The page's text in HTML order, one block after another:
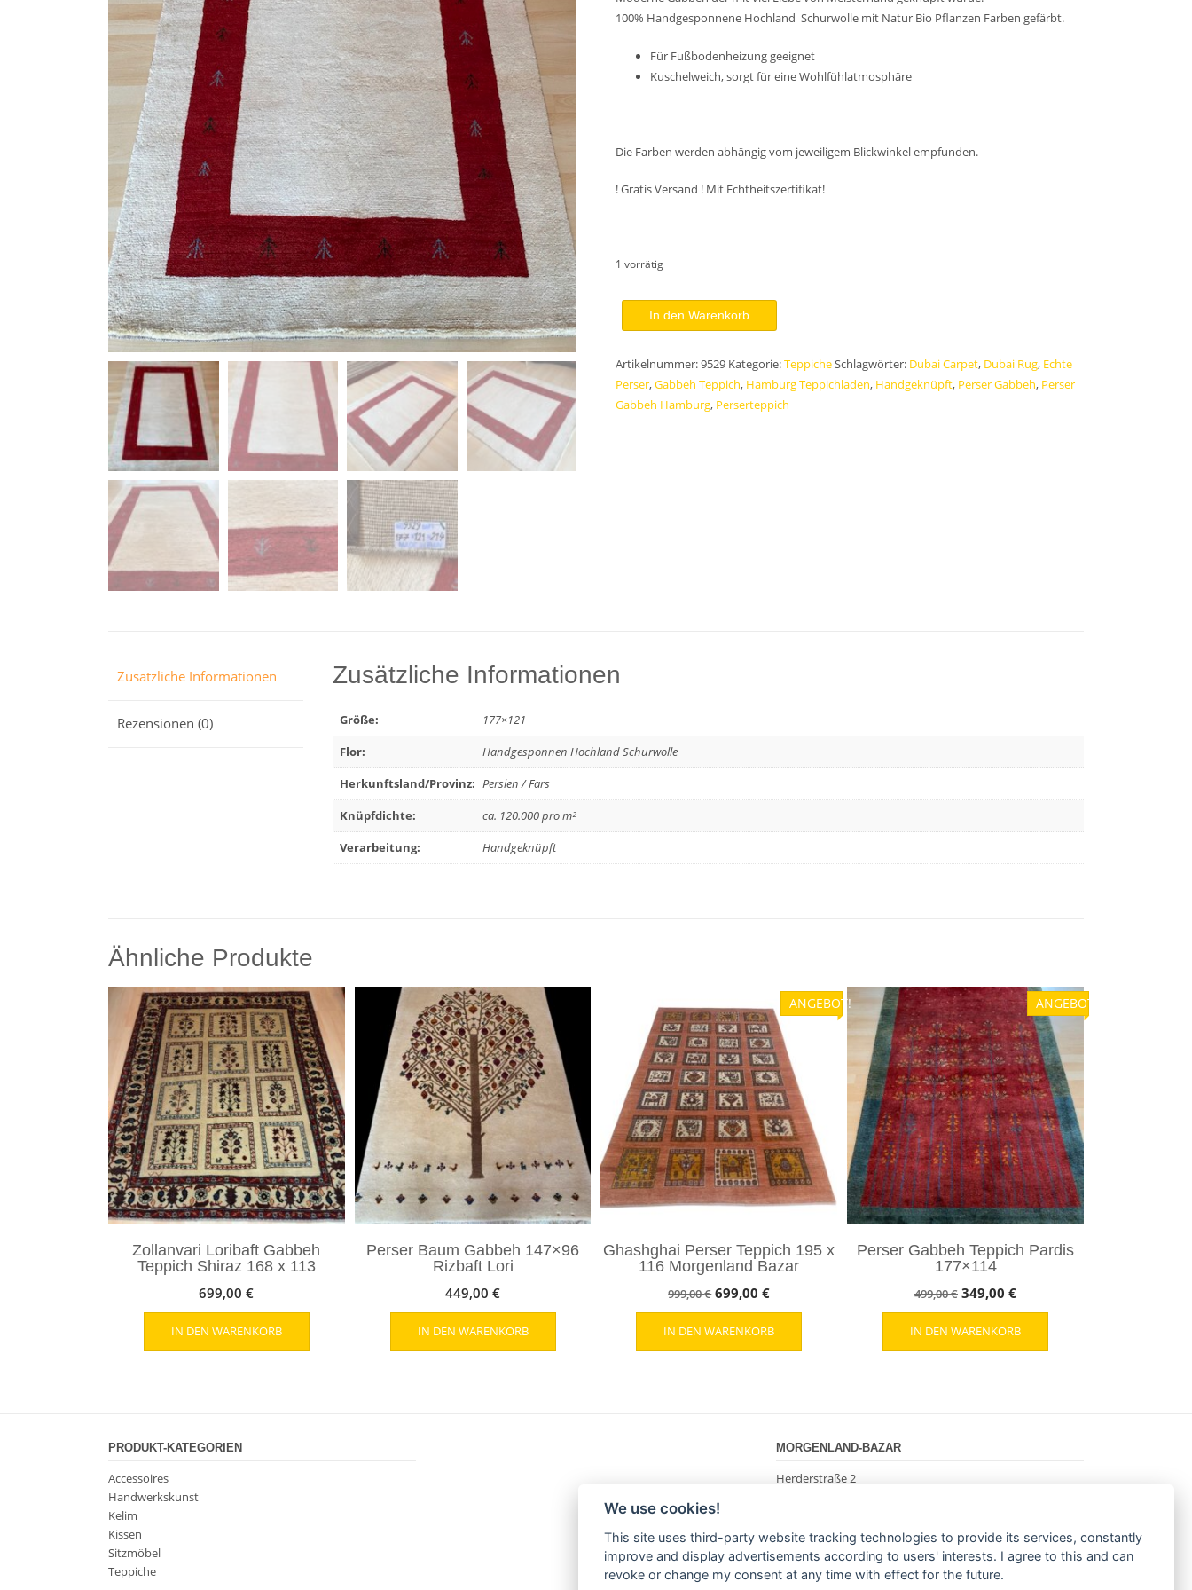
549,00 €379,00 €.
100% Handgesponnene Hochland Schurwolle mit Natur Bio Pflanzen Farben gefärbt.
Für Fußbodenheizung geeignet
Kuschelweich, sorgt für eine Wohlfühlatmosphäre
Die Farben werden abhängig vom jeweiligem Blickwinkel empfunden.
! Gratis Versand ! Mit Echtheitszertifikat!
1 vorrätig
Gabbeh
Royal
177x121
Menge
In den Warenkorb
Artikelnummer:9529 Kategorie:TeppicheSchlagwörter: Dubai Carpet, Dubai Rug, Echte
Perser,Gabbeh Teppich, Hamburg Teppichladen, Handgeknüpft, Perser Gabbeh, Perser
Gabbeh Hamburg, Perserteppich
Zusätzliche Informationen
Rezensionen (0)
Zusätzliche Informationen
Größe:
177×121
Flor:
Handgesponnen Hochland Schurwolle
Herkunftsland/Provinz: Persien / Fars
Knüpfdichte:
ca. 120.000 pro m²
Verarbeitung:
Handgeknüpft
Ähnliche Produkte
Zollanvari Loribaft Gabbeh
Teppich Shiraz 168 x 113
699,00€
IN DEN WARENKORB
Perser Baum Gabbeh 147×96
Rizbaft Lori
449,00€
IN DEN WARENKORB
ANGEBOT!
Ghashghai Perser Teppich 195 x
116 Morgenland Bazar
999,00€ Ursprünglicher
Preis
war:
699,00€Aktueller
Preis
ist:
IN DEN WARENKORB
ANGEBOT!
Perser Gabbeh Teppich Pardis
177×114
499,00€ Ursprünglicher
Preis
war:
349,00€Aktueller
Preis
ist:
IN DEN WARENKORB
PRODUKT-KATEGORIEN
Accessoires
Handwerkskunst
Kelim
Kissen
Sitzmöbel
Teppiche
MORGENLAND-BAZAR
Herderstraße 2
info@morgenland-bazar.de
www.morgenland-bazar.de
FOLGEN SIE UNS:
We use cookies!
This site uses third-party website tracking technologies to provide its services, constantly
improve and display advertisements according to users' interests. I agree to this and can
revoke or change my consent at any time with effect for the future.